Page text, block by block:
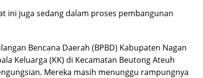
ini juga sedang dalam proses pembangunan
Bencana Daerah (BPBD) Kabupaten Nagan
Keluarga (KK) di Kecamatan Beutong Ateuh
Mereka masih menunggu rampungnya